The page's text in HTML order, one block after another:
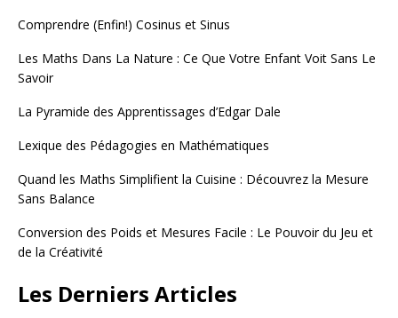
Comprendre (Enfin!) Cosinus et Sinus
Les Maths Dans La Nature : Ce Que Votre Enfant Voit Sans Le
Savoir
La Pyramide des Apprentissages d’Edgar Dale
Lexique des Pédagogies en Mathématiques
Quand les Maths Simplifient la Cuisine : Découvrez la Mesure
Sans Balance
Conversion des Poids et Mesures Facile : Le Pouvoir du Jeu et
de la Créativité
Les Derniers Articles